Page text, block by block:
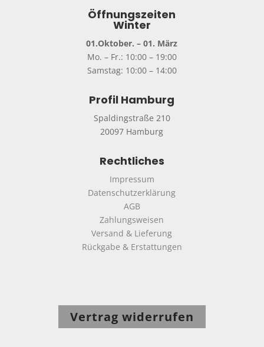
Öffnungszeiten
Winter
01.Oktober. – 01. März
Mo. – Fr.: 10:00 – 19:00
Samstag: 10:00 – 14:00
Profil Hamburg
Spaldingstraße 210
20097 Hamburg
Rechtliches
Impressum
Datenschutzerklärung
AGB
Zahlungsweisen
Versand & Lieferung
Rückgabe & Erstattungen
Vertrag widerrufen